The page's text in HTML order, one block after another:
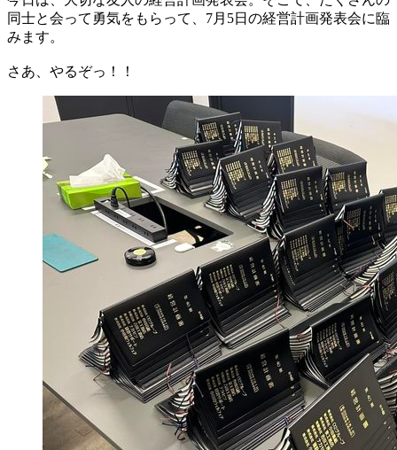
同士と会って勇気をもらって、7月5日の経営計画発表会に臨
みます。
さあ、やるぞっ！！